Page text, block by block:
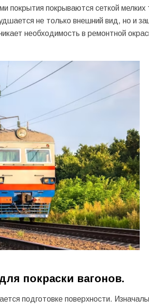
покрытия покрываются сеткой
не только внешний вид, но и
необходимость в ремонтной
покраски вагонов.
подготовке поверхности.